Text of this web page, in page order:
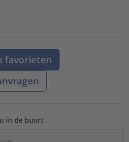
favorieten
in de buurt